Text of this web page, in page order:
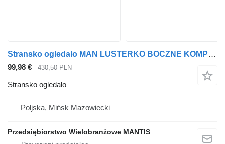
Stransko ogledalo MAN LUSTERKO BOCZNE KOMPLETNE MAN TGA TGL TGM LEWE za vlačilec
99,98 € 430,50 PLN
Stransko ogledalo
Poljska, Mińsk Mazowiecki
Przedsiębiorstwo Wielobranżowe MANTIS